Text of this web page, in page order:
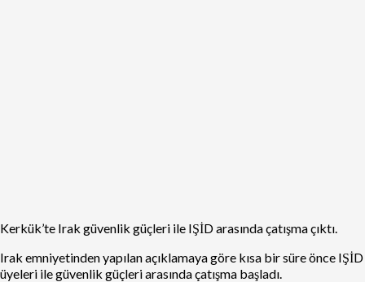
Kerkük’te Irak güvenlik güçleri ile IŞİD arasında çatışma çıktı.
Irak emniyetinden yapılan açıklamaya göre kısa bir süre önce IŞİD
üyeleri ile güvenlik güçleri arasında çatışma başladı.